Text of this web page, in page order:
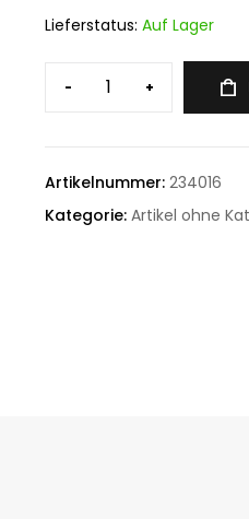
Lieferstatus: Auf Lager
- +
Artikelnummer: 234016
Kategorie: Artikel ohne